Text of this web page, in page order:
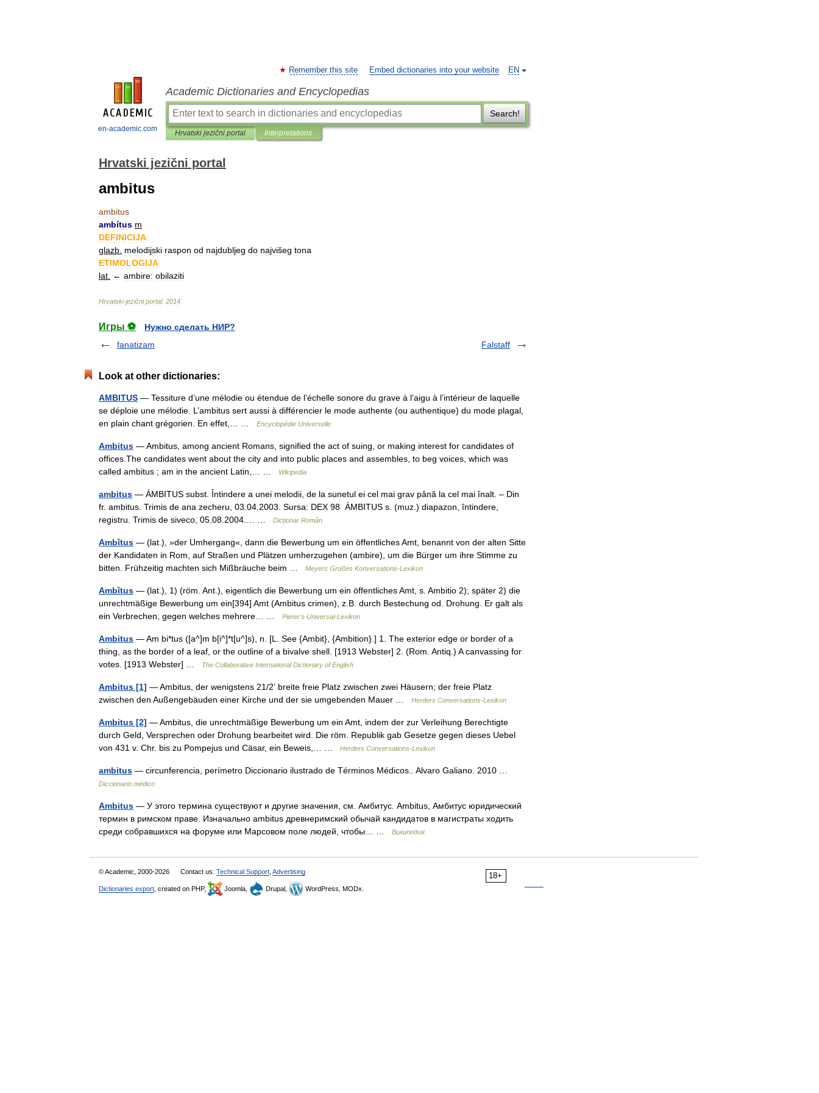
en-academic.com
EN
Remember this site Embed dictionaries into your website
Academic Dictionaries and Encyclopedias
Search!
Hrvatski jezični portal Interpretations
Hrvatski jezični portal
ambitus
ambitus
ambítus m
DEFINICIJA
glazb melodijski raspon od najdubljeg do najvišeg tona
ETIMOLOGIJA
lat
← ambire: obilaziti
Hrvatski jezični portal. 2014
Игры ⚽
Нужно сделать НИР?
fanatizam
Falstaff
Look at other dictionaries:
AMBITUS — Tessiture d’une mélodie ou étendue de l’échelle sonore du grave à l’aigu à l’intérieur de laquelle
se déploie une mélodie. L’ambitus sert aussi à différencier le mode authente (ou authentique) du mode plagal,
en plain chant grégorien. En effet,… …
Encyclopédie Universelle
Ambitus — Ambitus, among ancient Romans, signified the act of suing, or making interest for candidates of
offices.The candidates went about the city and into public places and assembles, to beg voices, which was
called ambitus ; am in the ancient Latin,… …
Wikipedia
ambitus — ÁMBITUS subst. Întindere a unei melodii, de la sunetul ei cel mai grav până la cel mai înalt. – Din
fr. ambitus. Trimis de ana zecheru, 03.04.2003. Sursa: DEX 98 ÁMBITUS s. (muz.) diapazon, întindere,
registru. Trimis de siveco, 05.08.2004.… …
Dicționar Român
Ambĭtus — (lat.), »der Umhergang«, dann die Bewerbung um ein öffentliches Amt, benannt von der alten Sitte
der Kandidaten in Rom, auf Straßen und Plätzen umherzugehen (ambire), um die Bürger um ihre Stimme zu
bitten. Frühzeitig machten sich Mißbräuche beim …
Meyers Großes Konversations-Lexikon
Ambĭtus — (lat.), 1) (röm. Ant.), eigentlich die Bewerbung um ein öffentliches Amt, s. Ambitio 2); später 2) die
unrechtmäßige Bewerbung um ein[394] Amt (Ambitus crimen), z.B. durch Bestechung od. Drohung. Er galt als
ein Verbrechen, gegen welches mehrere… …
Pierer's Universal-Lexikon
Ambitus — Am bi*tus ([a^]m b[i^]*t[u^]s), n. [L. See {Ambit}, {Ambition}.] 1. The exterior edge or border of a
thing, as the border of a leaf, or the outline of a bivalve shell. [1913 Webster] 2. (Rom. Antiq.) A canvassing for
votes. [1913 Webster] …
The Collaborative International Dictionary of English
Ambitus [1] — Ambitus, der wenigstens 21/2ʼ breite freie Platz zwischen zwei Häusern; der freie Platz
zwischen den Außengebäuden einer Kirche und der sie umgebenden Mauer …
Herders Conversations-Lexikon
Ambitus [2] — Ambitus, die unrechtmäßige Bewerbung um ein Amt, indem der zur Verleihung Berechtigte
durch Geld, Versprechen oder Drohung bearbeitet wird. Die röm. Republik gab Gesetze gegen dieses Uebel
von 431 v. Chr. bis zu Pompejus und Cäsar, ein Beweis,… …
Herders Conversations-Lexikon
ambitus — circunferencia, perímetro Diccionario ilustrado de Términos Médicos.. Alvaro Galiano. 2010 …
Diccionario médico
Ambitus — У этого термина существуют и другие значения, см. Амбитус. Ambitus, Амбитус юридический
термин в римском праве. Изначально ambitus древнеримский обычай кандидатов в магистраты ходить
среди собравшихся на форуме или Марсовом поле людей, чтобы… …
Википедия
18+
© Academic, 2000-2026 Contact us: Technical Support Advertising
Dictionaries export , created on PHP, Joomla, Drupal, WordPress, MODx.